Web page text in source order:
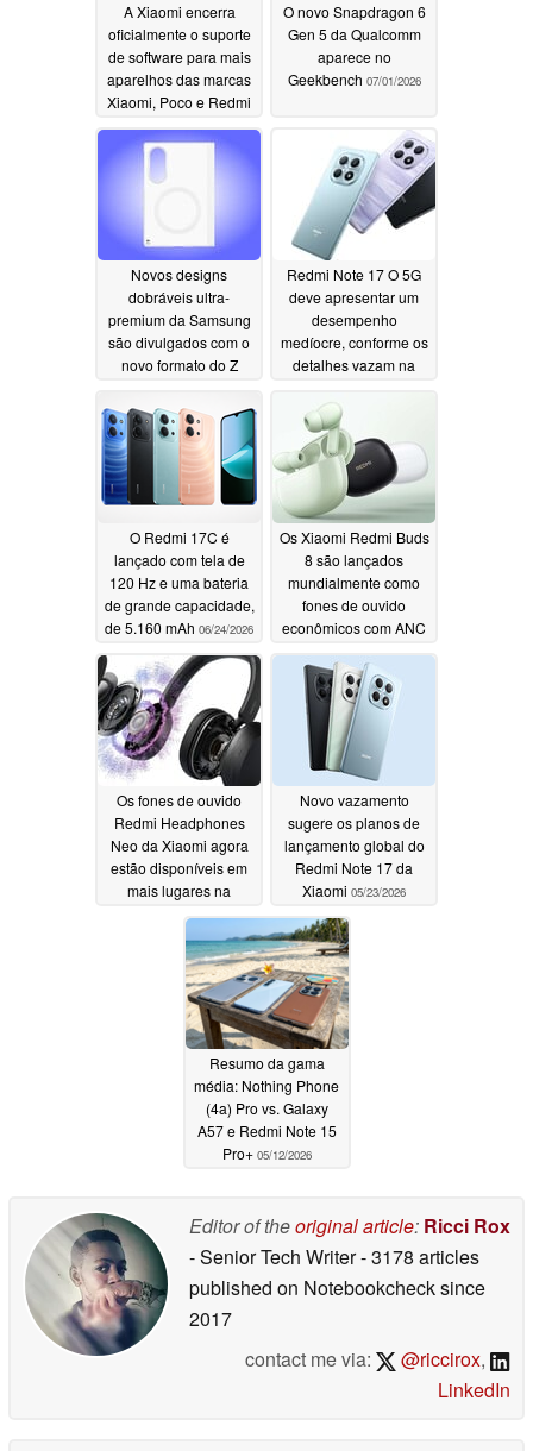
A Xiaomi encerra
oficialmente o suporte
de software para mais
aparelhos das marcas
Xiaomi, Poco e Redmi
07/05/2026
O novo Snapdragon 6
Gen 5 da Qualcomm
aparece no
Geekbench 07/01/2026
Novos designs
dobráveis ultra-
premium da Samsung
são divulgados com o
novo formato do Z
Galaxy ”06/30/2026
Redmi Note 17 O 5G
deve apresentar um
desempenho
medíocre, conforme os
detalhes vazam na
O Redmi 17C é
lançado com tela de
120 Hz e uma bateria
de grande capacidade,
de 5.160 mAh 06/24/2026
Os Xiaomi Redmi Buds
8 são lançados
mundialmente como
fones de ouvido
econômicos com ANC
06/21/2026
Os fones de ouvido
Redmi Headphones
Neo da Xiaomi agora
estão disponíveis em
mais lugares na
06/18/2026
Novo vazamento
sugere os planos de
lançamento global do
Redmi Note 17 da
Xiaomi 05/23/2026
Resumo da gama
média: Nothing Phone
(4a) Pro vs. Galaxy
A57 e Redmi Note 15
Pro+ 05/12/2026
Editor of theoriginal article: Ricci Rox
- Senior Tech Writer- 3178 articles
published on Notebookchecksince
2017
contact me via:
@riccirox,
LinkedIn